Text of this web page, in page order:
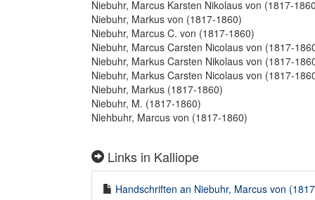
Niebuhr, Marcus Karsten Nikolaus von (1817-
Niebuhr, Markus von (1817-1860)
Niebuhr, Marcus C. von (1817-1860)
Niebuhr, Marcus Carsten Nicolaus von (1817-
Niebuhr, Markus Carsten Nikolaus von (1817-
Niebuhr, Markus Carsten Nicolaus von (1817-
Niebuhr, Markus (1817-1860)
Niebuhr, M. (1817-1860)
Niehbuhr, Marcus von (1817-1860)
Links in Kalliope
Handschriften an Niebuhr, Marcus von